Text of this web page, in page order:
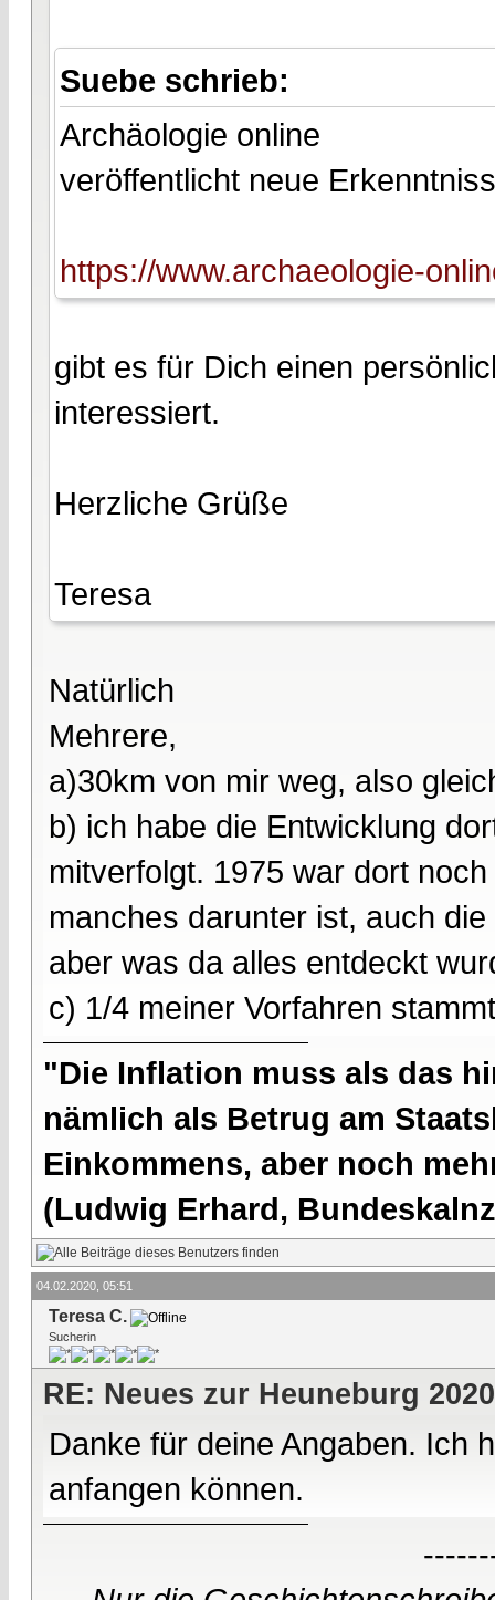
Suebe schrieb:
Archäologie online
veröffentlicht neue
https://www.archaeologie-
gibt es für Dich einen
interessiert.
Herzliche Grüße
Teresa
Natürlich
Mehrere,
a)30km von mir weg, also
b) ich habe die Entwicklung
mitverfolgt. 1975 war dort
manches darunter ist, auch
aber was da alles entdeckt
c) 1/4 meiner Vorfahren
"Die Inflation muss als das
nämlich als Betrug am
Einkommens, aber noch
(Ludwig Erhard,
04.02.2020, 05:51
Teresa C.
Sucherin
RE: Neues zur Heuneburg 2020
Danke für deine Angaben. Ich
anfangen können.